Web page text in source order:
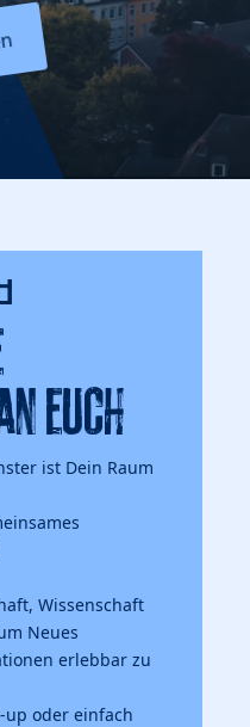
EUCH
ist Dein Raum
Wissenschaft
Neues
erlebbar zu
up oder einfach